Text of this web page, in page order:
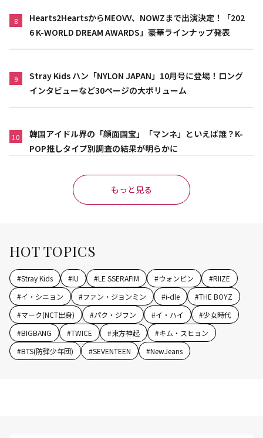
8
Hearts2HeartsからMEOVV、NOWZまで出演決定！「202
6 K-WORLD DREAM AWARDS」豪華ラインナップ発表
9
Stray Kids ハン「NYLON JAPAN」10月号に登場！ロング
インタビューなど30ページの大ボリューム
10
韓国アイドル界の「顔面国宝」「マンネ」といえば誰？K-
POP推しタイプ別調査の結果が明らかに
もっと見る
HOT TOPICS
#Stray Kids #IU #LE SSERAFIM #ウォンビン #RIIZE
#イ・シニョン #ファン・ジョンミン #i-dle #THE BOYZ
#マーク(NCT出身) #パク・ジフン #イ・ハイ #少女時代
#BIGBANG #TWICE #東方神起 #キム・スヒョン
#BTS(防弾少年団) #SEVENTEEN #NewJeans